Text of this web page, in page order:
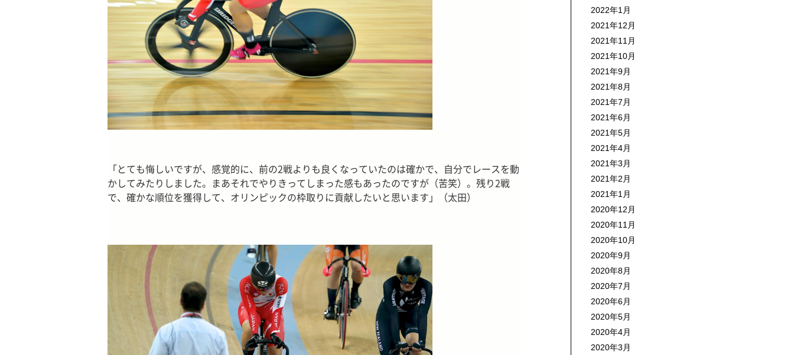
「とても悔しいですが、感覚的に、前の2戦よりも良くなっていたのは確かで、自分でレースを動
かしてみたりしました。まあそれでやりきってしまった感もあったのですが（苦笑）。残り2戦
で、確かな順位を獲得して、オリンピックの枠取りに貢献したいと思います」（太田）
2022年1月
2021年12月
2021年11月
2021年10月
2021年9月
2021年8月
2021年7月
2021年6月
2021年5月
2021年4月
2021年3月
2021年2月
2021年1月
2020年12月
2020年11月
2020年10月
2020年9月
2020年8月
2020年7月
2020年6月
2020年5月
2020年4月
2020年3月